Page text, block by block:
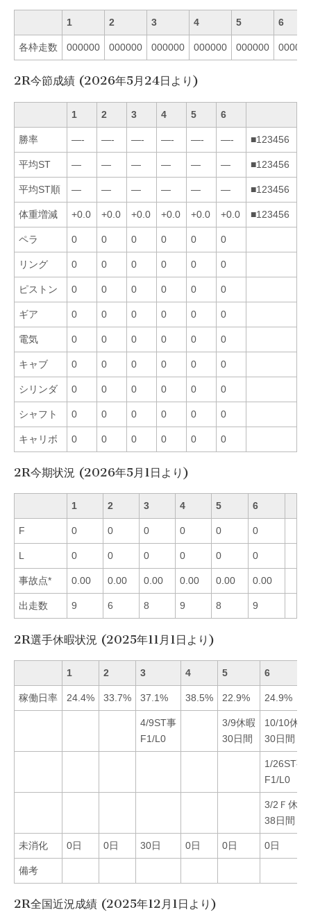
1 2 3 4 5 6
各枠走数 000000 000000 000000 000000 000000 000000
2R今節成績 (2026年5月24日より)
1 2 3 4 5 6
勝率 —- —- —- —- —- —- ■123456
平均ST — — — — — — ■123456
平均ST順 — — — — — — ■123456
体重増減 +0.0 +0.0 +0.0 +0.0 +0.0 +0.0 ■123456
ペラ 0 0 0 0 0 0
リング 0 0 0 0 0 0
ピストン 0 0 0 0 0 0
ギア 0 0 0 0 0 0
電気 0 0 0 0 0 0
キャブ 0 0 0 0 0 0
シリンダ 0 0 0 0 0 0
シャフト 0 0 0 0 0 0
キャリボ 0 0 0 0 0 0
2R今期状況 (2026年5月1日より)
1 2 3 4 5 6
F 0 0 0 0 0 0
L 0 0 0 0 0 0
事故点* 0.00 0.00 0.00 0.00 0.00 0.00
出走数 9 6 8 9 8 9
2R選手休暇状況 (2025年11月1日より)
1 2 3 4 5 6
稼働日率 24.4% 33.7% 37.1% 38.5% 22.9% 24.9%
4/9ST事
F1/L0
3/9休暇
30日間
10/10休暇
30日間
1/26ST事
F1/L0
3/2Ｆ休35
38日間
未消化 0日 0日 30日 0日 0日 0日
備考
2R全国近況成績 (2025年12月1日より)